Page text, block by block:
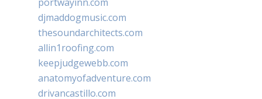
djmaddogmusic.com
thesoundarchitects.com
allin1roofing.com
keepjudgewebb.com
anatomyofadventure.com
drivancastillo.com